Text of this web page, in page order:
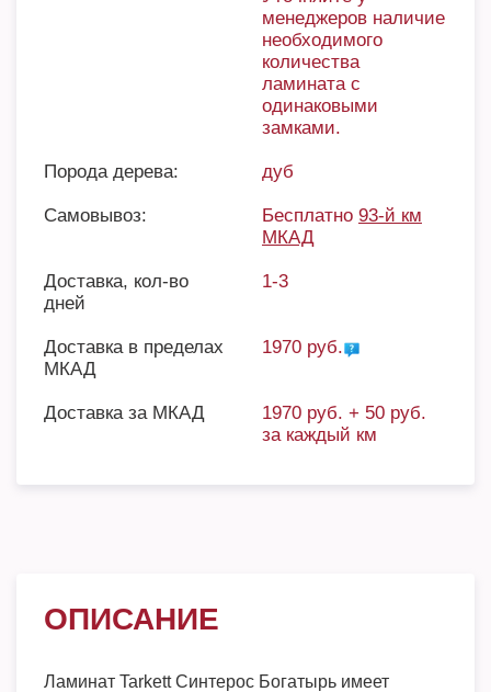
менеджеров наличие
необходимого
количества
ламината с
одинаковыми
замками.
Порода дерева: дуб
Самовывоз: Бесплатно 93-й км
МКАД
Доставка, кол-во
дней
1-3
Доставка в пределах
МКАД
1970 руб.
Доставка за МКАД
1970 руб. + 50 руб.
за каждый км
ОПИСАНИЕ
Ламинат Tarkett Синтерос Богатырь имеет